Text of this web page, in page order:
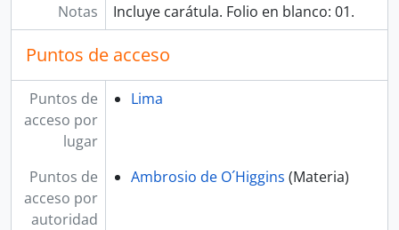
Notas Incluye carátula. Folio en blanco: 01.
Puntos de acceso
Puntos de
acceso por
lugar
Lima
Puntos de
acceso por
autoridad
Ambrosio de O´Higgins (Materia)